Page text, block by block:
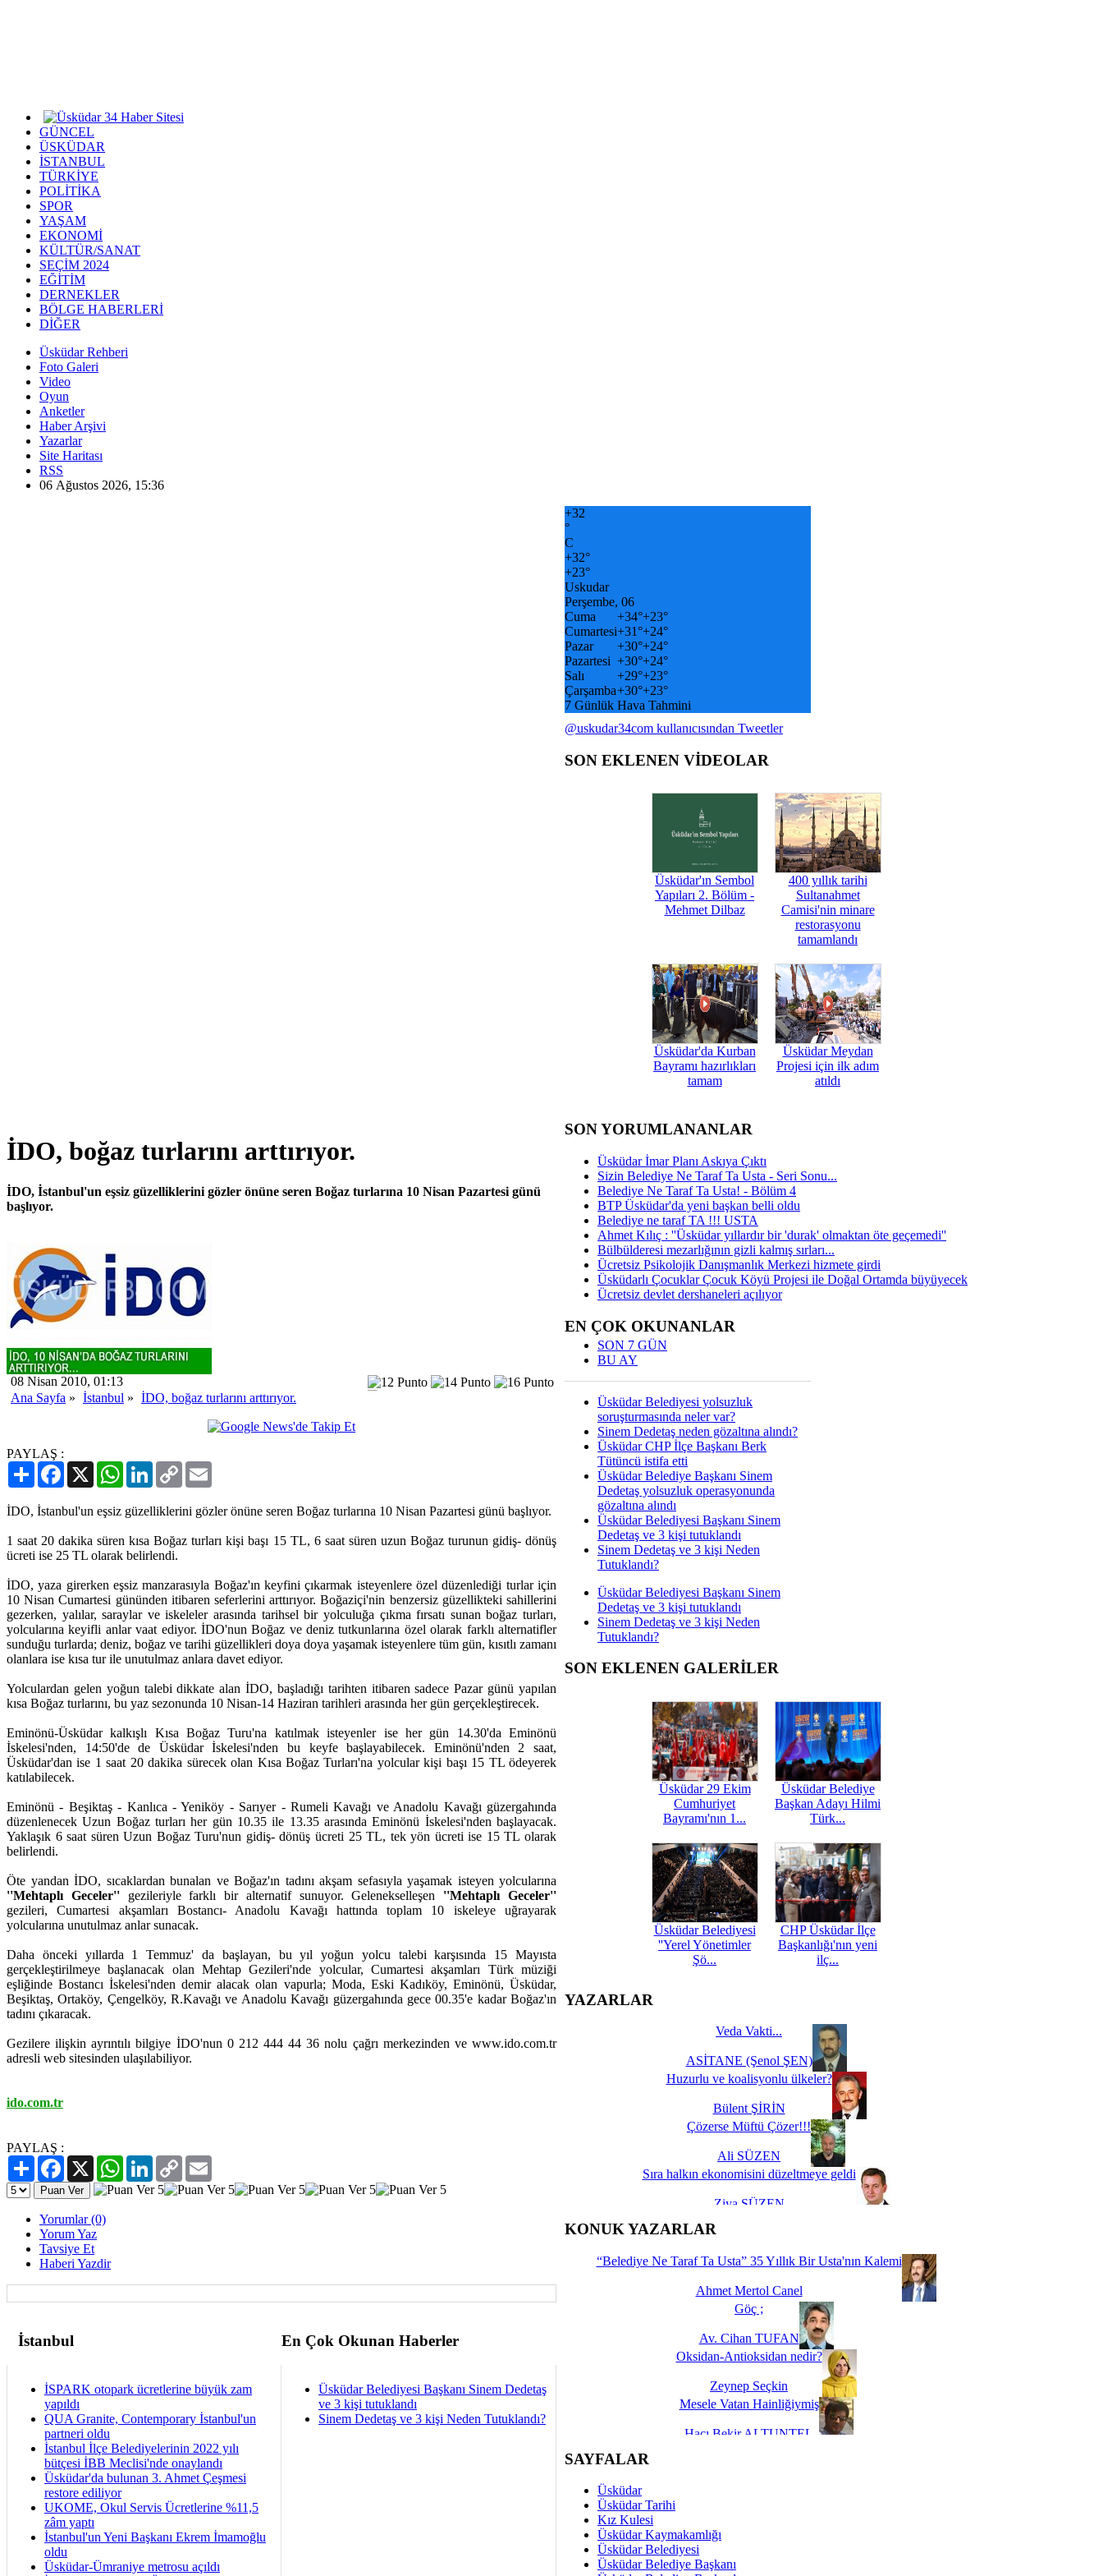
GÜNCEL
ÜSKÜDAR
İSTANBUL
TÜRKİYE
POLİTİKA
SPOR
YAŞAM
EKONOMİ
KÜLTÜR/SANAT
SEÇİM 2024
EĞİTİM
DERNEKLER
BÖLGE HABERLERİ
DİĞER
Üsküdar Rehberi
Foto Galeri
Video
Oyun
Anketler
Haber Arşivi
Yazarlar
Site Haritası
RSS
06 Ağustos 2026, 15:36
İDO, boğaz turlarını arttırıyor.
İDO, İstanbul'un eşsiz güzelliklerini gözler önüne seren Boğaz turlarına 10 Nisan Pazartesi günü
başlıyor.
08 Nisan 2010, 01:13
Ana Sayfa » İstanbul » İDO, boğaz turlarını arttırıyor.
PAYLAŞ :
PaylaşFacebook
X WhatsAppLinkedIn
Copy
Link
İDO, İstanbul'un eşsiz güzelliklerini gözler önüne seren Boğaz turlarına 10 Nisan Pazartesi günü başlıyor.
1 saat 20 dakika süren kısa Boğaz turları kişi başı 15 TL, 6 saat süren uzun Boğaz turunun gidiş- dönüş
ücreti ise 25 TL olarak belirlendi.
İDO, yaza girerken eşsiz manzarasıyla Boğaz'ın keyfini çıkarmak isteyenlere özel düzenlediği turlar için
10 Nisan Cumartesi gününden itibaren seferlerini arttırıyor. Boğaziçi'nin benzersiz güzellikteki sahillerini
gezerken, yalılar, saraylar ve iskeleler arasında tarihsel bir yolculuğa çıkma fırsatı sunan boğaz turları,
yolcularına keyifli anlar vaat ediyor. İDO'nun Boğaz ve deniz tutkunlarına özel olarak farklı alternatifler
sunduğu turlarda; deniz, boğaz ve tarihi güzellikleri doya doya yaşamak isteyenlere tüm gün, kısıtlı zamanı
olanlara ise kısa tur ile unutulmaz anlara davet ediyor.
Yolculardan gelen yoğun talebi dikkate alan İDO, başladığı tarihten itibaren sadece Pazar günü yapılan
kısa Boğaz turlarını, bu yaz sezonunda 10 Nisan-14 Haziran tarihleri arasında her gün gerçekleştirecek.
Eminönü-Üsküdar kalkışlı Kısa Boğaz Turu'na katılmak isteyenler ise her gün 14.30'da Eminönü
İskelesi'nden, 14:50'de de Üsküdar İskelesi'nden bu keyfe başlayabilecek. Eminönü'nden 2 saat,
Üsküdar'dan ise 1 saat 20 dakika sürecek olan Kısa Boğaz Turları'na yolcular kişi başı 15 TL ödeyerek
katılabilecek.
Eminönü - Beşiktaş - Kanlıca - Yeniköy - Sarıyer - Rumeli Kavağı ve Anadolu Kavağı güzergahında
düzenlenecek Uzun Boğaz turları her gün 10.35 ile 13.35 arasında Eminönü İskelesi'nden başlayacak.
Yaklaşık 6 saat süren Uzun Boğaz Turu'nun gidiş- dönüş ücreti 25 TL, tek yön ücreti ise 15 TL olarak
belirlendi.
Öte yandan İDO, sıcaklardan bunalan ve Boğaz'ın tadını akşam sefasıyla yaşamak isteyen yolcularına
''Mehtaplı Geceler''gezileriyle farklı bir alternatif sunuyor. Gelenekselleşen ''Mehtaplı Geceler''
gezileri, Cumartesi akşamları Bostancı- Anadolu Kavağı hattında toplam 10 iskeleye uğrayarak
yolcularına unutulmaz anlar sunacak.
Daha önceki yıllarda 1 Temmuz' da başlayan, bu yıl yoğun yolcu talebi karşısında 15 Mayısta
gerçekleştirilmeye başlanacak olan Mehtap Gezileri'nde yolcular, Cumartesi akşamları Türk müziği
eşliğinde Bostancı İskelesi'nden demir alacak olan vapurla; Moda, Eski Kadıköy, Eminönü, Üsküdar,
Beşiktaş, Ortaköy, Çengelköy, R.Kavağı ve Anadolu Kavağı güzergahında gece 00.35'e kadar Boğaz'ın
tadını çıkaracak.
Gezilere ilişkin ayrıntılı bilgiye İDO'nun 0 212 444 44 36 nolu çağrı merkezinden ve www.ido.com.tr
adresli web sitesinden ulaşılabiliyor.
ido.com.tr
PAYLAŞ :
PaylaşFacebook
X WhatsAppLinkedIn
Copy
Link
Yorumlar (0)
Yorum Yaz
Tavsiye Et
Haberi Yazdir
İstanbul En Çok Okunan Haberler
İSPARK otopark ücretlerine büyük zam
yapıldı
QUA Granite, Contemporary İstanbul'un
partneri oldu
İstanbul İlçe Belediyelerinin 2022 yılı
bütçesi İBB Meclisi'nde onaylandı
Üsküdar'da bulunan 3. Ahmet Çeşmesi
restore ediliyor
UKOME, Okul Servis Ücretlerine %11,5
zâm yaptı
İstanbul'un Yeni Başkanı Ekrem İmamoğlu
oldu
Üsküdar-Ümraniye metrosu açıldı
Üsküdar Belediyesi Başkanı Sinem Dedetaş
ve 3 kişi tutuklandı
Sinem Dedetaş ve 3 kişi Neden Tutuklandı?
+32
°
C
+32°
+23°
Uskudar
Perşembe, 06
Cuma
+34°+23°
Cumartesi+31°+24°
Pazar
+30°+24°
Pazartesi +30°+24°
Salı
+29°+23°
Çarşamba+30°+23°
7 Günlük Hava Tahmini
@uskudar34com kullanıcısından Tweetler
SON EKLENEN VİDEOLAR
Üsküdar'ın Sembol
Yapıları 2. Bölüm -
Mehmet Dilbaz
400 yıllık tarihi
Sultanahmet
Camisi'nin minare
restorasyonu
tamamlandı
Üsküdar'da Kurban
Bayramı hazırlıkları
tamam
Üsküdar Meydan
Projesi için ilk adım
atıldı
SON YORUMLANANLAR
Üsküdar İmar Planı Askıya Çıktı
Sizin Belediye Ne Taraf Ta Usta - Seri Sonu...
Belediye Ne Taraf Ta Usta! - Bölüm 4
BTP Üsküdar'da yeni başkan belli oldu
Belediye ne taraf TA !!! USTA
Ahmet Kılıç : ''Üsküdar yıllardır bir 'durak' olmaktan öte geçemedi''
Bülbülderesi mezarlığının gizli kalmış sırları...
Ücretsiz Psikolojik Danışmanlık Merkezi hizmete girdi
Üsküdarlı Çocuklar Çocuk Köyü Projesi ile Doğal Ortamda büyüyecek
Ücretsiz devlet dershaneleri açılıyor
EN ÇOK OKUNANLAR
SON 7 GÜN
BU AY
Üsküdar Belediyesi yolsuzluk
soruşturmasında neler var?
Sinem Dedetaş neden gözaltına alındı?
Üsküdar CHP İlçe Başkanı Berk
Tütüncü istifa etti
Üsküdar Belediye Başkanı Sinem
Dedetaş yolsuzluk operasyonunda
gözaltına alındı
Üsküdar Belediyesi Başkanı Sinem
Dedetaş ve 3 kişi tutuklandı
Sinem Dedetaş ve 3 kişi Neden
Tutuklandı?
Üsküdar Belediyesi Başkanı Sinem
Dedetaş ve 3 kişi tutuklandı
Sinem Dedetaş ve 3 kişi Neden
Tutuklandı?
SON EKLENEN GALERİLER
Üsküdar 29 Ekim
Cumhuriyet
Bayramı'nın 1...
Üsküdar Belediye
Başkan Adayı Hilmi
Türk...
Üsküdar Belediyesi
''Yerel Yönetimler
Şö...
CHP Üsküdar İlçe
Başkanlığı'nın yeni
ilç...
YAZARLAR
Veda Vakti...
ASİTANE (Şenol ŞEN)
Huzurlu ve koalisyonlu ülkeler?
Bülent ŞİRİN
Çözerse Müftü Çözer!!!
Ali SÜZEN
Sıra halkın ekonomisini düzeltmeye geldi
Ziya SÜZEN
İşte Biz buyuz...
KONUK YAZARLAR
“Belediye Ne Taraf Ta Usta” 35 Yıllık Bir Usta'nın Kalemi
Ahmet Mertol Canel
Göç ;
Av. Cihan TUFAN
Oksidan-Antioksidan nedir?
Zeynep Seçkin
Mesele Vatan Hainliğiymiş
Hacı Bekir ALTUNTEL
Dünya Fani, Ama Kısa Bir Süre De Olsa Burdayız
Savaş ŞENEL
Hukukun Adaleti Kalmadı Üstadım!
SAYFALAR
Üsküdar
Üsküdar Tarihi
Kız Kulesi
Üsküdar Kaymakamlığı
Üsküdar Belediyesi
Üsküdar Belediye Başkanı